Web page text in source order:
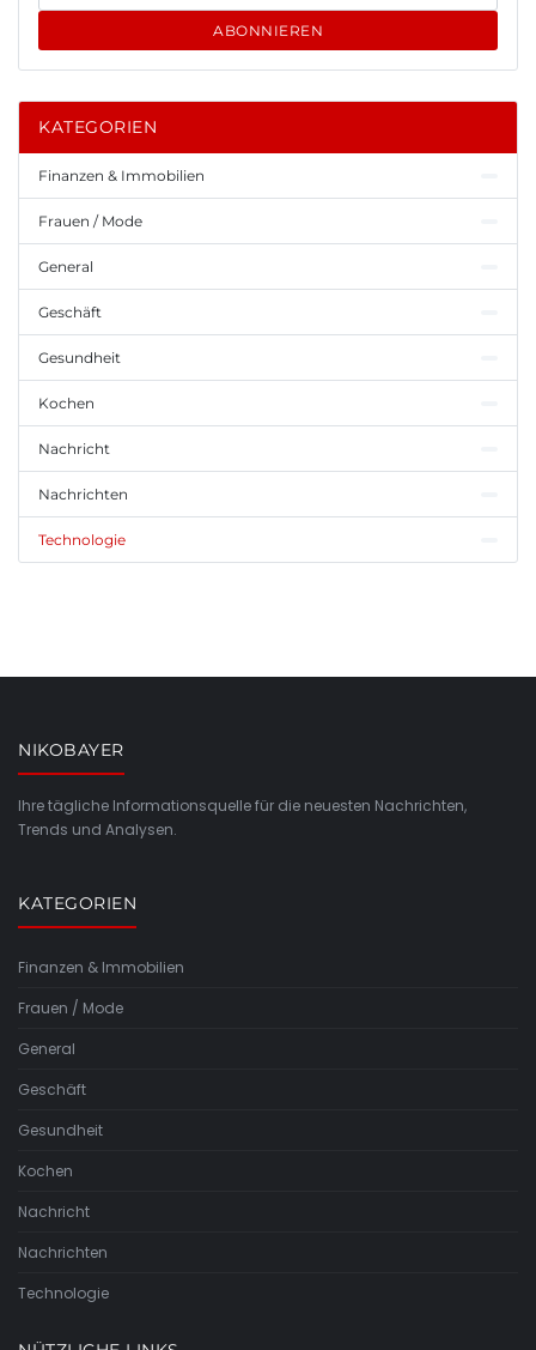
ABONNIEREN
KATEGORIEN
Finanzen & Immobilien
Frauen / Mode
General
Geschäft
Gesundheit
Kochen
Nachricht
Nachrichten
Technologie
NIKOBAYER
Ihre tägliche Informationsquelle für die neuesten Nachrichten,
Trends und Analysen.
KATEGORIEN
Finanzen & Immobilien
Frauen / Mode
General
Geschäft
Gesundheit
Kochen
Nachricht
Nachrichten
Technologie